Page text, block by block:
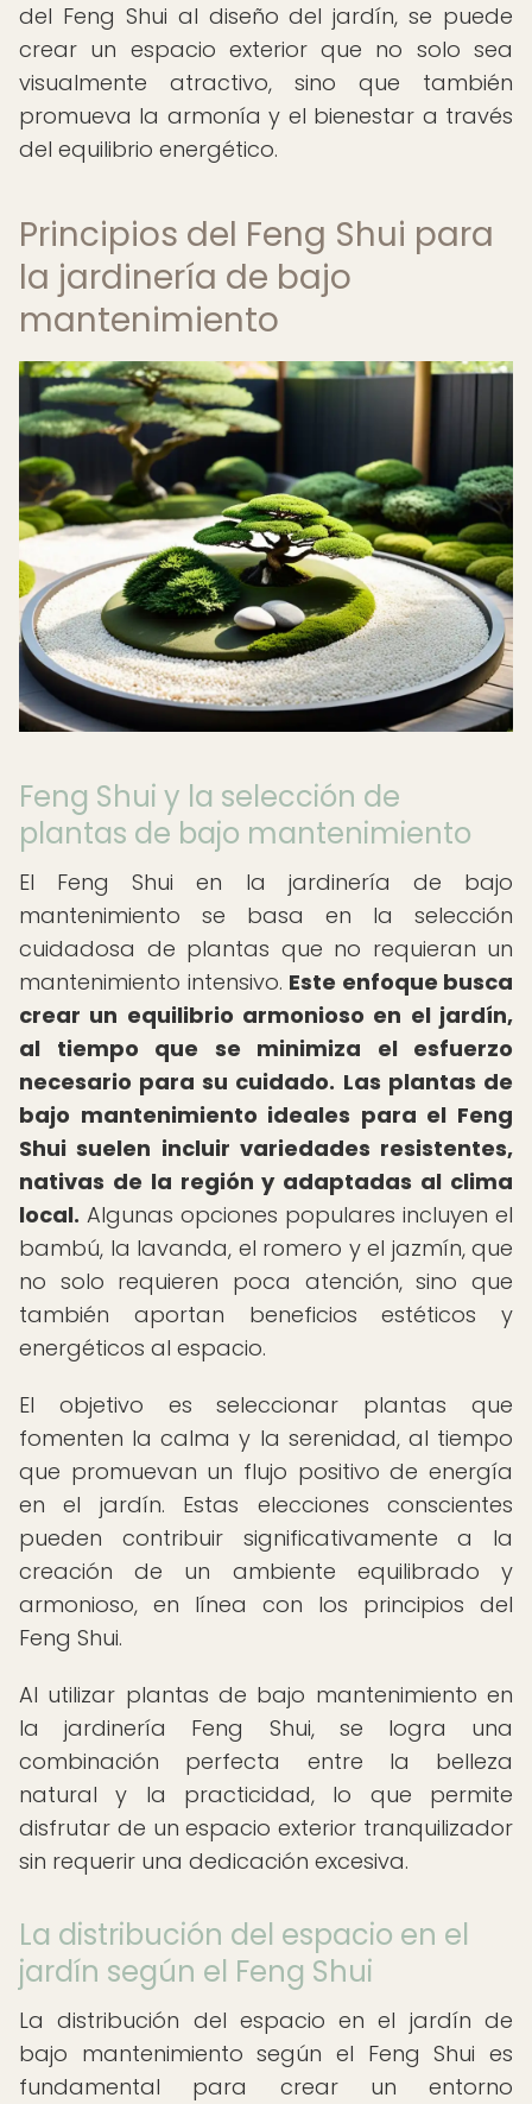
del Feng Shui al diseño del jardín, se puede
crear un espacio exterior que no solo sea
visualmente atractivo, sino que también
promueva la armonía y el bienestar a través
del equilibrio energético.
Principios del Feng Shui para
la jardinería de bajo
mantenimiento
Feng Shui y la selección de
plantas de bajo mantenimiento
El Feng Shui en la jardinería de bajo
mantenimiento se basa en la selección
cuidadosa de plantas que no requieran un
mantenimiento intensivo. Este enfoque busca
crear un equilibrio armonioso en el jardín,
al tiempo que se minimiza el esfuerzo
necesario para su cuidado. Las plantas de
bajo mantenimiento ideales para el Feng
Shui suelen incluir variedades resistentes,
nativas de la región y adaptadas al clima
local. Algunas opciones populares incluyen el
bambú, la lavanda, el romero y el jazmín, que
no solo requieren poca atención, sino que
también aportan beneficios estéticos y
energéticos al espacio.
El objetivo es seleccionar plantas que
fomenten la calma y la serenidad, al tiempo
que promuevan un flujo positivo de energía
en el jardín. Estas elecciones conscientes
pueden contribuir significativamente a la
creación de un ambiente equilibrado y
armonioso, en línea con los principios del
Feng Shui.
Al utilizar plantas de bajo mantenimiento en
la jardinería Feng Shui, se logra una
combinación perfecta entre la belleza
natural y la practicidad, lo que permite
disfrutar de un espacio exterior tranquilizador
sin requerir una dedicación excesiva.
La distribución del espacio en el
jardín según el Feng Shui
La distribución del espacio en el jardín de
bajo mantenimiento según el Feng Shui es
fundamental para crear un entorno